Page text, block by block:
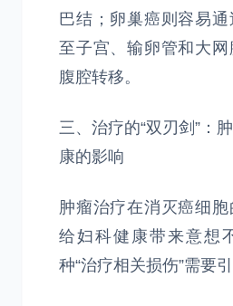
巴结；卵巢癌则容易
至子宫、输卵管和大
腹腔转移。
三、治疗的“双刃剑”：
康的影响
肿瘤治疗在消灭癌细
给妇科健康带来意想
种“治疗相关损伤”需要